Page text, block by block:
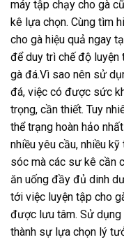
máy tập chạy cho gà
kê lựa chọn. Cùng tìm
cho gà hiệu quả ngay
để duy trì chế độ
gà đá.Vì sao nên sử
đá, việc có được sức
trọng, cần thiết. Tuy
thể trạng hoàn hảo
nhiều yêu cầu, nhiều
sóc mà các sư kê cần
ăn uống đầy đủ dinh
tới việc luyện tập cho
được lưu tâm. Sử dụng
thành sự lựa chọn lý